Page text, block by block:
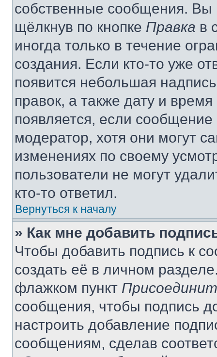
собственные сообщения. Вы
щёлкнув по кнопке Правка в
иногда только в течение
создания. Если кто-то уже
появится небольшая
правок, а также дату и
появляется, если
модератор, хотя они могут
изменениях по своему
пользователи не могут
кто-то ответил.
Вернуться к началу
» Как мне добавить
Чтобы добавить подпись к
создать её в личном
флажком пункт
сообщения, чтобы подпись
настроить добавление
сообщениям, сделав